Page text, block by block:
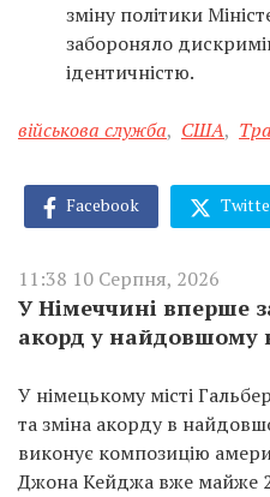
зміну політики
забороняло
ідентичністю.
військова служба, США,
Facebook
11:38 10 Серпня, 2026
У Німеччині вперше
акорд у найдовшому
У німецькому місті
та зміна акорду в
виконує композицію
Джона Кейджа вже майже